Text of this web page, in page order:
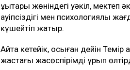
құқықтары жөніндегі уәкіл,
қауіпсіздігі мен
күшейтіп жатыр.
Айта кетейік, осыған дейін
жастағы жасөспірімді ұрып